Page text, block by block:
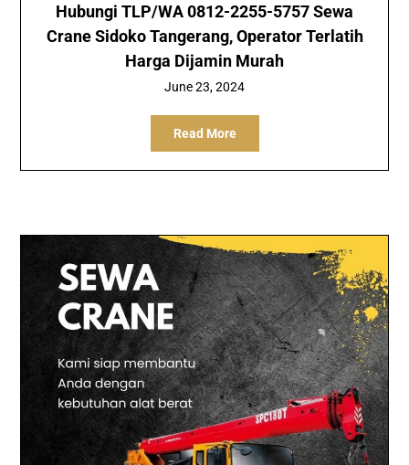
Hubungi TLP/WA 0812-2255-5757 Sewa
Crane Sidoko Tangerang, Operator Terlatih
Harga Dijamin Murah
June 23, 2024
Read More